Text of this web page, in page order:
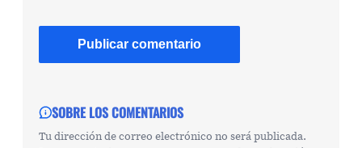
SOBRE LOS COMENTARIOS
Tu dirección de correo electrónico no será publicada.